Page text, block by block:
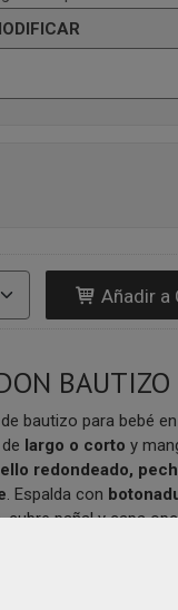
Añadir a
BAUTIZO
bautizo para bebé en
largo o corto y
redondeado,
. Espalda con
cubre pañal y capa
Familia 7 – Eva